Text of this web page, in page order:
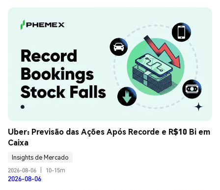
Uber: Previsão das Ações Após Recorde e R$10 Bi em
Caixa
Insights de Mercado
2026-08-06
10-15m
2026-08-06